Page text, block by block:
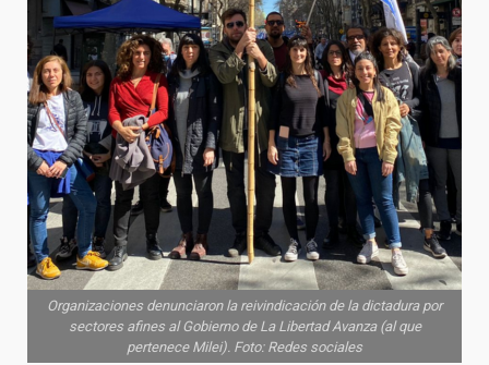
Organizaciones denunciaron la reivindicación de la dictadura por
sectores afines al Gobierno de La Libertad Avanza (al que
pertenece Milei). Foto: Redes sociales